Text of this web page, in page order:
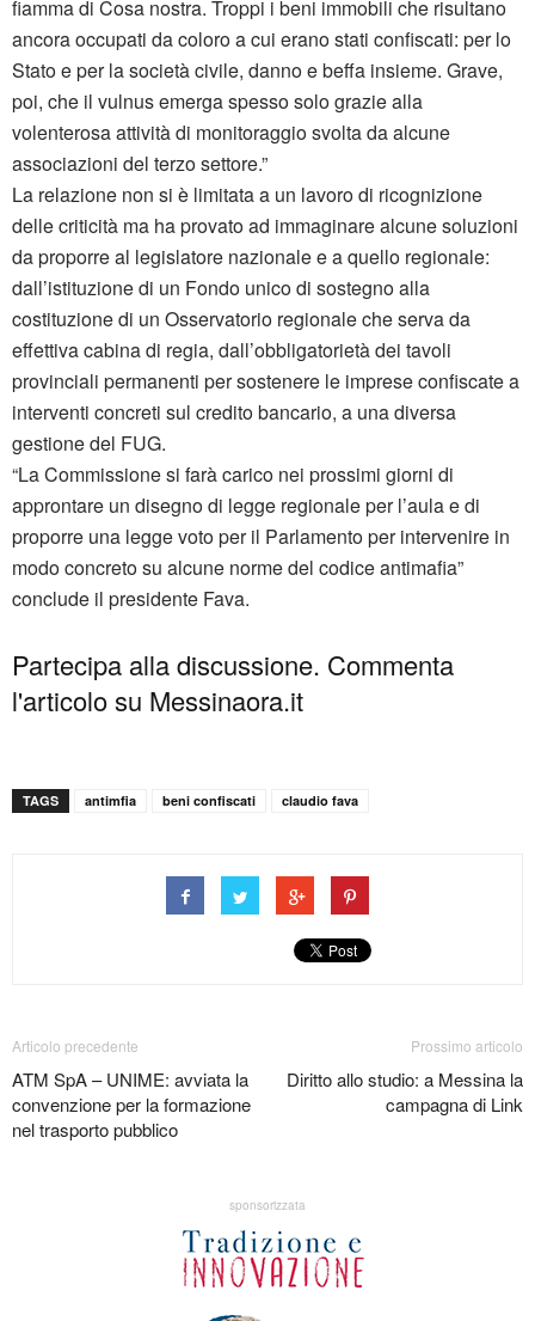
fiamma di Cosa nostra. Troppi i beni immobili che risultano
ancora occupati da coloro a cui erano stati confiscati: per lo
Stato e per la società civile, danno e beffa insieme. Grave,
poi, che il vulnus emerga spesso solo grazie alla
volenterosa attività di monitoraggio svolta da alcune
associazioni del terzo settore.”
La relazione non si è limitata a un lavoro di ricognizione
delle criticità ma ha provato ad immaginare alcune soluzioni
da proporre al legislatore nazionale e a quello regionale:
dall’istituzione di un Fondo unico di sostegno alla
costituzione di un Osservatorio regionale che serva da
effettiva cabina di regia, dall’obbligatorietà dei tavoli
provinciali permanenti per sostenere le imprese confiscate a
interventi concreti sul credito bancario, a una diversa
gestione del FUG.
“La Commissione si farà carico nei prossimi giorni di
approntare un disegno di legge regionale per l’aula e di
proporre una legge voto per il Parlamento per intervenire in
modo concreto su alcune norme del codice antimafia”
conclude il presidente Fava.
Partecipa alla discussione. Commenta
l'articolo su Messinaora.it
TAGS antimfia beni confiscati claudio fava
Articolo precedente
ATM SpA – UNIME: avviata la
convenzione per la formazione
nel trasporto pubblico
Prossimo articolo
Diritto allo studio: a Messina la
campagna di Link
sponsorizzata